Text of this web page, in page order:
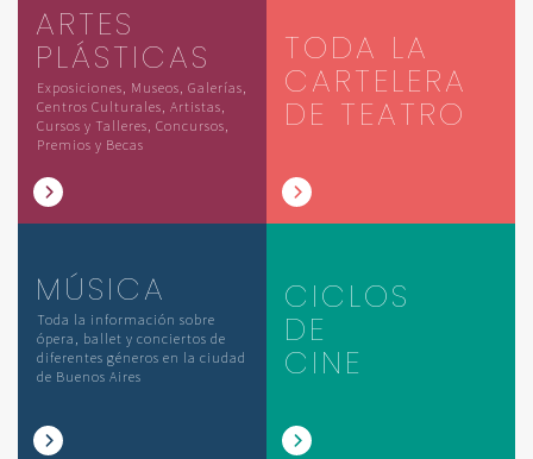
ARTES
PLÁSTICAS
Exposiciones, Museos, Galerías,
Centros Culturales, Artistas,
Cursos y Talleres, Concursos,
Premios y Becas
TODA LA
CARTELERA
DE TEATRO
MÚSICA
Toda la información sobre
ópera, ballet y conciertos de
diferentes géneros en la ciudad
de Buenos Aires
CICLOS
DE
CINE